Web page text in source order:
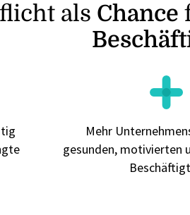
als Chance
Mehr
gesunden, motivierten